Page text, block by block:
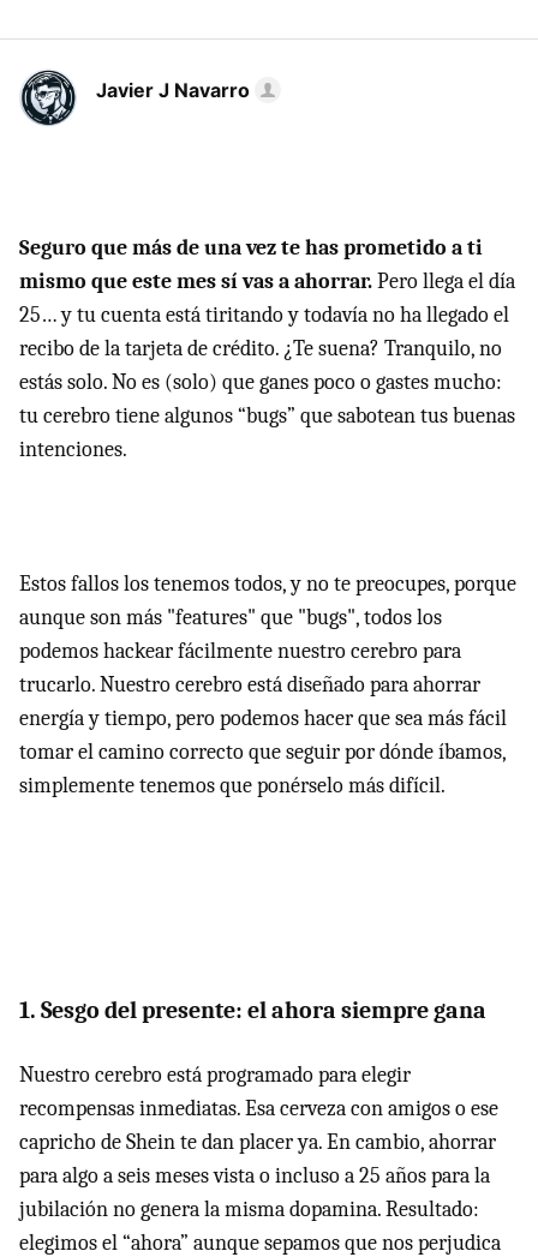
Javier J Navarro
Seguro que más de una vez te has prometido a ti
mismo que este mes sí vas a ahorrar.Pero llega el día
25… y tu cuenta está tiritando y todavía no ha llegado el
recibo de la tarjeta de crédito. ¿Te suena? Tranquilo, no
estás solo. No es (solo) que ganes poco o gastes mucho:
tu cerebro tiene algunos “bugs” que sabotean tus buenas
intenciones.
Estos fallos los tenemos todos, y no te preocupes, porque
aunque son más "features" que "bugs", todos los
podemos hackear fácilmente nuestro cerebro para
trucarlo. Nuestro cerebro está diseñado para ahorrar
energía y tiempo, pero podemos hacer que sea más fácil
tomar el camino correcto que seguir por dónde íbamos,
simplemente tenemos que ponérselo más difícil.
1. Sesgo del presente: el ahora siempre gana
Nuestro cerebro está programado para elegir
recompensas inmediatas. Esa cerveza con amigos o ese
capricho de Shein te dan placer ya. En cambio, ahorrar
para algo a seis meses vista o incluso a 25 años para la
jubilación no genera la misma dopamina. Resultado:
elegimos el “ahora” aunque sepamos que nos perjudica